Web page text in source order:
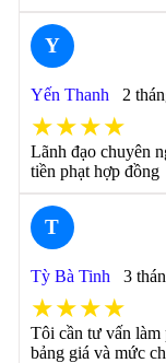
Y
Yến Thanh 2
★★★★
Lãnh đạo chuyên
tiền phạt hợp đồng
T
Tỳ Bà Tinh 3
★★★★
Tôi cần tư vấn làm
bảng giá và mức